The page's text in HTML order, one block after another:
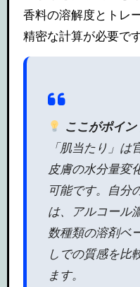
香料の溶解度とトレ
精密な計算が必要です
ここがポイン
「肌当たり」は
皮膚の水分量変
可能です。自分
は、アルコール
数種類の溶剤ベ
しでの質感を比
ます。